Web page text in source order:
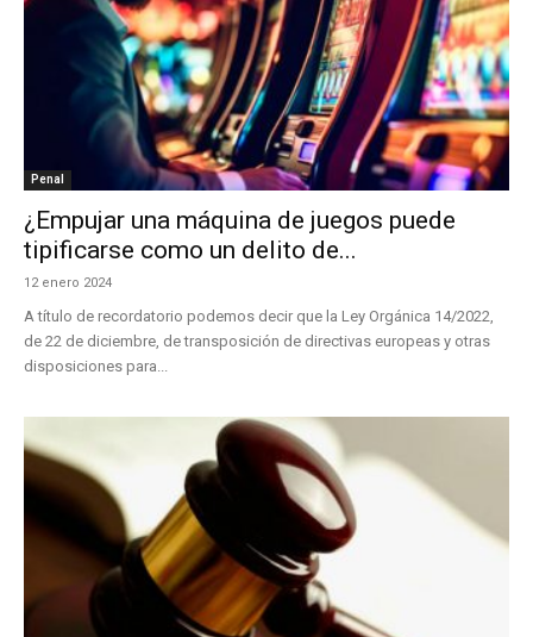
Penal
¿Empujar una máquina de juegos puede
tipificarse como un delito de...
12 enero 2024
A título de recordatorio podemos decir que la Ley Orgánica 14/2022,
de 22 de diciembre, de transposición de directivas europeas y otras
disposiciones para...